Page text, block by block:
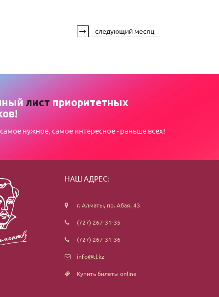
следующий месяц
лист приоритетных
нужное, самое интересное - раньше всех!
НАШ АДРЕС:
г. Алматы, пр. Абая, 43
(727) 267-31-35
(727) 267-31-36
info@tl.kz
Купить билеты online